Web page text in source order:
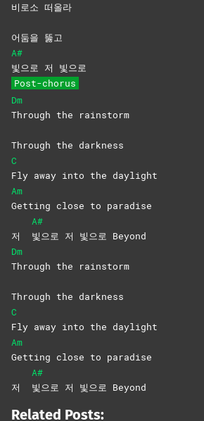
비로소 떠올라
어둠을 뚫고
A#
빛으로 저 빛으로
Post-chorus
Dm
Through the rainstorm
Through the darkness
C
Fly away into the daylight
Am
Getting close to paradise
저
A#
빛으로 저 빛으로 Beyond
Dm
Through the rainstorm
Through the darkness
C
Fly away into the daylight
Am
Getting close to paradise
저
A#
빛으로 저 빛으로 Beyond
Related Posts: